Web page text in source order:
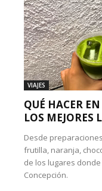
VIAJES
QUÉ HACER
LOS MEJORES
Desde
frutilla, naranja,
de los lugares
Concepción.